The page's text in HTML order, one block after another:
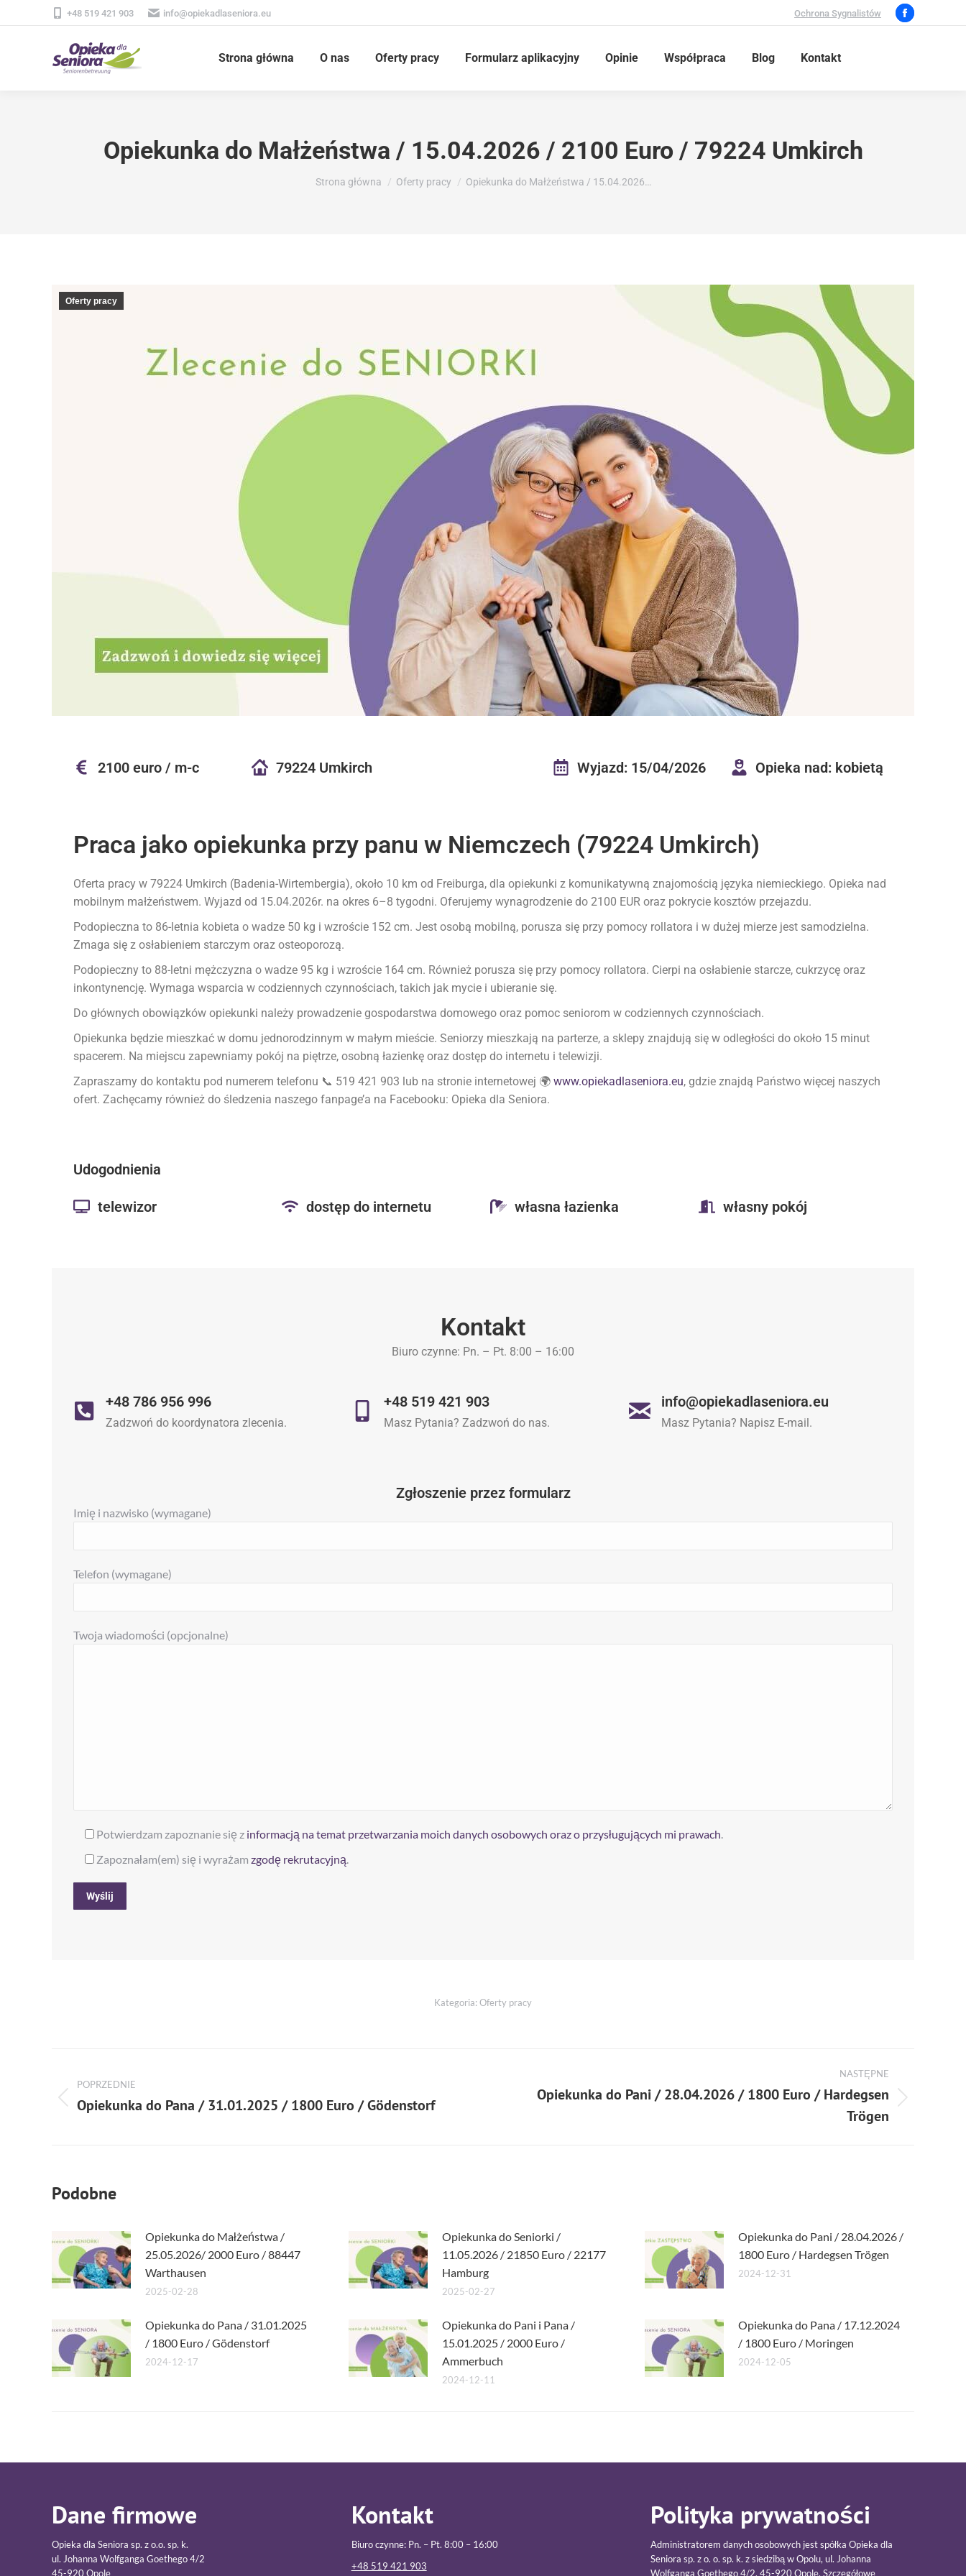
+48 519 421 903 info@opiekadlaseniora.eu Ochrona Sygnalistów
Strona główna O nas Oferty pracy Formularz aplikacyjny Opinie Współpraca Blog Kontakt
Opiekunka do Małżeństwa / 15.04.2026 / 2100 Euro / 79224 Umkirch
Jesteś tutaj:
Strona główna Oferty pracy Opiekunka do Małżeństwa / 15.04.2026…
Oferty pracy
2100 euro / m-c 79224 Umkirch Wyjazd: 15/04/2026 Opieka nad: kobietą
Praca jako opiekunka przy panu w Niemczech (79224 Umkirch)
Oferta pracy w 79224 Umkirch (Badenia-Wirtembergia), około 10 km od Freiburga, dla opiekunki z komunikatywną znajomością języka niemieckiego. Opieka nad
mobilnym małżeństwem. Wyjazd od 15.04.2026r. na okres 6–8 tygodni. Oferujemy wynagrodzenie do 2100 EUR oraz pokrycie kosztów przejazdu.
Podopieczna to 86-letnia kobieta o wadze 50 kg i wzroście 152 cm. Jest osobą mobilną, porusza się przy pomocy rollatora i w dużej mierze jest samodzielna.
Zmaga się z osłabieniem starczym oraz osteoporozą.
Podopieczny to 88-letni mężczyzna o wadze 95 kg i wzroście 164 cm. Również porusza się przy pomocy rollatora. Cierpi na osłabienie starcze, cukrzycę oraz
inkontynencję. Wymaga wsparcia w codziennych czynnościach, takich jak mycie i ubieranie się.
Do głównych obowiązków opiekunki należy prowadzenie gospodarstwa domowego oraz pomoc seniorom w codziennych czynnościach.
Opiekunka będzie mieszkać w domu jednorodzinnym w małym mieście. Seniorzy mieszkają na parterze, a sklepy znajdują się w odległości do około 15 minut
spacerem. Na miejscu zapewniamy pokój na piętrze, osobną łazienkę oraz dostęp do internetu i telewizji.
Zapraszamy do kontaktu pod numerem telefonu 📞 519 421 903 lub na stronie internetowej 🌍 www.opiekadlaseniora.eu, gdzie znajdą Państwo więcej naszych
ofert. Zachęcamy również do śledzenia naszego fanpage’a na Facebooku: Opieka dla Seniora.
Udogodnienia
telewizor dostęp do internetu własna łazienka własny pokój
Kontakt
Biuro czynne: Pn. – Pt. 8:00 – 16:00
+48 786 956 996
Zadzwoń do koordynatora zlecenia.
+48 519 421 903
Masz Pytania? Zadzwoń do nas.
info@opiekadlaseniora.eu
Masz Pytania? Napisz E-mail.
Zgłoszenie przez formularz
Imię i nazwisko (wymagane)
Telefon (wymagane)
Twoja wiadomości (opcjonalne)
Potwierdzam zapoznanie się z informacją na temat przetwarzania moich danych osobowych oraz o przysługujących mi prawach.
Zapoznałam(em) się i wyrażam zgodę rekrutacyjną.
Kategoria:Oferty pracy
POPRZEDNIE
Opiekunka do Pana / 31.01.2025 / 1800 Euro / Gödenstorf
NASTĘPNE
Opiekunka do Pani / 28.04.2026 / 1800 Euro / Hardegsen
Trögen
Podobne
Opiekunka do Małżeństwa /
25.05.2026/ 2000 Euro / 88447
Warthausen
2025-02-28
Opiekunka do Seniorki /
11.05.2026 / 21850 Euro / 22177
Hamburg
2025-02-27
Opiekunka do Pani / 28.04.2026 /
1800 Euro / Hardegsen Trögen
2024-12-31
Opiekunka do Pana / 31.01.2025
/ 1800 Euro / Gödenstorf
2024-12-17
Opiekunka do Pani i Pana /
15.01.2025 / 2000 Euro /
Ammerbuch
2024-12-11
Opiekunka do Pana / 17.12.2024
/ 1800 Euro / Moringen
2024-12-05
Dane firmowe
Opieka dla Seniora sp. z o.o. sp. k.
ul. Johanna Wolfganga Goethego 4/2
45-920 Opole
Kontakt
Biuro czynne: Pn. – Pt. 8:00 – 16:00
+48 519 421 903
Polityka prywatności
Administratorem danych osobowych jest spółka Opieka dla
Seniora sp. z o. o. sp. k. z siedzibą w Opolu, ul. Johanna
Wolfganga Goethego 4/2, 45-920 Opole. Szczegółowe